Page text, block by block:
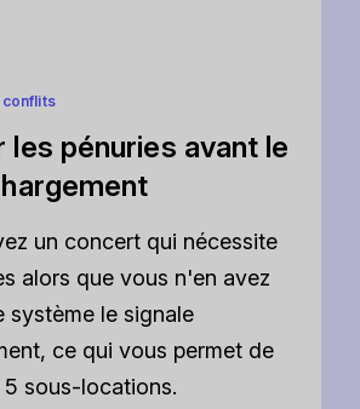
conflits
les pénuries avant le
un concert qui nécessite
alors que vous n'en avez
système le signale
ce qui vous permet de
5 sous-locations.